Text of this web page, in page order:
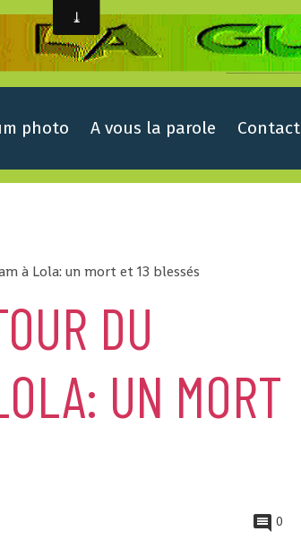
photo A vous la parole Contact
à Lola: un mort et 13 blessés
DU
UN MORT
0